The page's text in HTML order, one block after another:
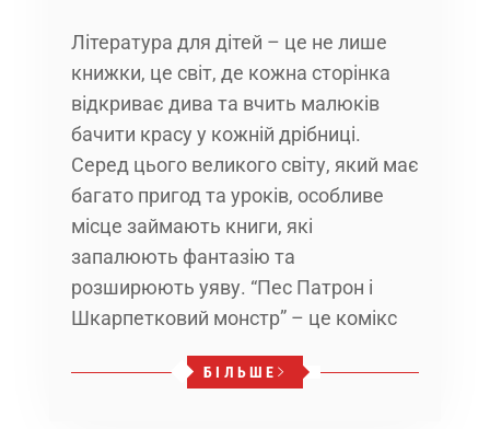
Література для дітей – це не лише
книжки, це світ, де кожна сторінка
відкриває дива та вчить малюків
бачити красу у кожній дрібниці.
Серед цього великого світу, який має
багато пригод та уроків, особливе
місце займають книги, які
запалюють фантазію та
розширюють уяву. “Пес Патрон і
Шкарпетковий монстр” – це комікс
БІЛЬШЕ